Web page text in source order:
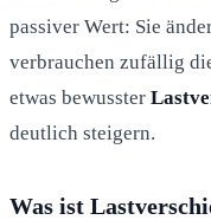
passiver Wert: Sie
verbrauchen zufällig
etwas bewusster
deutlich steigern.
Was ist